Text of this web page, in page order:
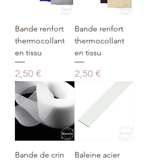
Bande renfort
thermocollant
en tissu
Prix
2,50 €
Bande renfort
thermocollant
en tissu
Prix
2,50 €
Bande de crin
Baleine acier